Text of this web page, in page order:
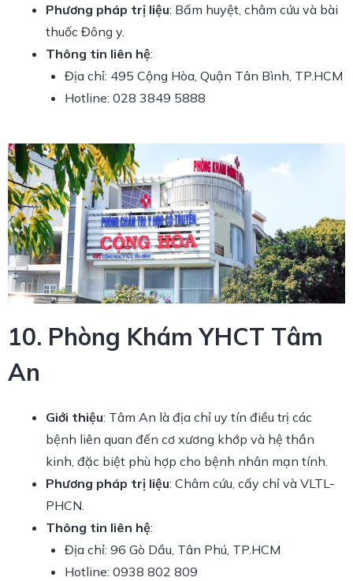
Phương pháp trị liệu: Bấm huyệt, châm cứu và bài
thuốc Đông y.
Thông tin liên hệ:
Địa chỉ: 495 Cộng Hòa, Quận Tân Bình, TP.HCM
Hotline: 028 3849 5888
10. Phòng Khám YHCT Tâm
An
Giới thiệu: Tâm An là địa chỉ uy tín điều trị các
bệnh liên quan đến cơ xương khớp và hệ thần
kinh, đặc biệt phù hợp cho bệnh nhân mạn tính.
Phương pháp trị liệu: Châm cứu, cấy chỉ và VLTL-
PHCN.
Thông tin liên hệ:
Địa chỉ: 96 Gò Dầu, Tân Phú, TP.HCM
Hotline: 0938 802 809